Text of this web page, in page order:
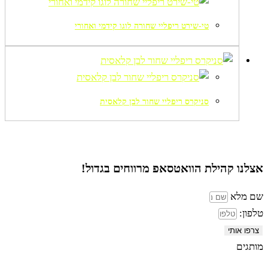
טי-שירט ריפליי שחורה לוגו קידמי ואחורי
סניקרס ריפליי שחור לבן קלאסית
אצלנו קהילת הוואטסאפ מרווחים בגדול!
שם מלא
טלפון:
צרפו אותי
מותגים